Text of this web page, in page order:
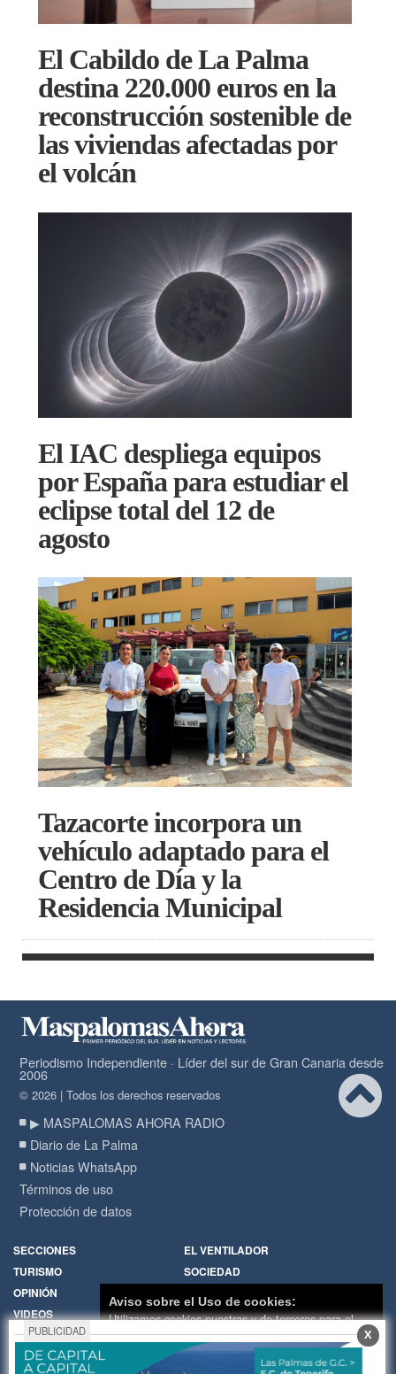
El Cabildo de La Palma
destina 220.000 euros en la
reconstrucción sostenible de
las viviendas afectadas por
el volcán
El IAC despliega equipos
por España para estudiar el
eclipse total del 12 de
agosto
Tazacorte incorpora un
vehículo adaptado para el
Centro de Día y la
Residencia Municipal
Periodismo Independiente · Líder del sur de Gran Canaria desde
2006
© 2026 | Todos los derechos reservados
▶ MASPALOMAS AHORA RADIO
Diario de La Palma
Noticias WhatsApp
Términos de uso
Protección de datos
SECCIONES
EL VENTILADOR
TURISMO
SOCIEDAD
OPINIÓN
VIDEOS
RADIO
Política de Cookies
Hemeroteca
PUBLICIDAD X
Aviso sobre el Uso de cookies:
Utilizamos cookies nuestras y de terceros para el
funcionamiento del digital. Puedes consultar la lista
de cookies y como desconectarlas.Ver nuestra